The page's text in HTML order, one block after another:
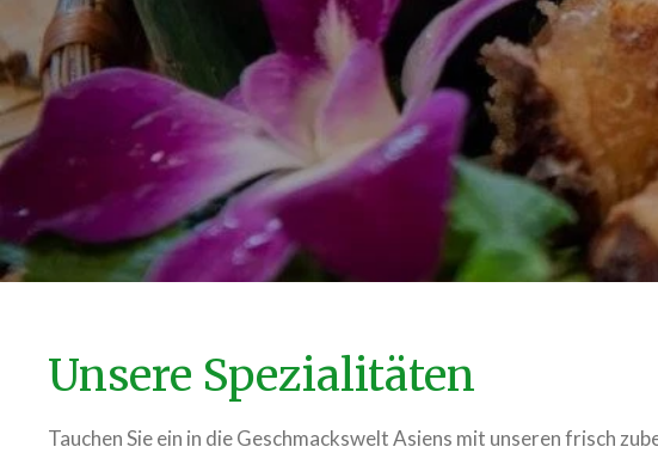
Unsere Spezialitäten
Tauchen Sie ein in die Geschmackswelt Asiens mit unseren frisch